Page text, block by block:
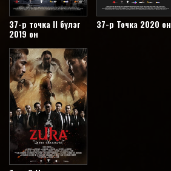
37-р точка II бүлэг
2019 он
37-р Точка 2020 он